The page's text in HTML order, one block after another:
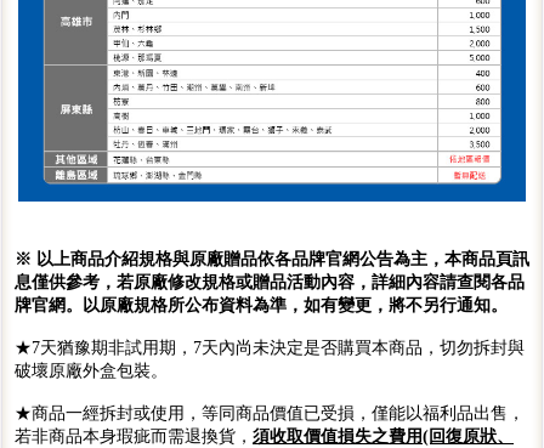
※ 以上商品介紹規格與原廠贈品依各品牌官網公告為主，本商品頁訊
息僅供參考，若原廠修改規格或贈品活動內容，詳細內容請查閱各品
牌官網。以原廠規格所公布資料為準，如有變更，將不另行通知。
★7天猶豫期非試用期，7天內尚未決定是否購買本商品，切勿拆封與
破壞原廠外盒包裝。
★商品一經拆封或使用，等同商品價值已受損，僅能以福利品出售，
若非商品本身瑕疵而需退換貨， 須收取價值損失之費用(回復原狀、